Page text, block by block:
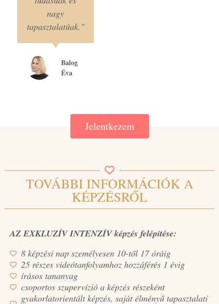
nagy
tapasztalatúak."
Balog
Éva
Jelentkezem
TOVÁBBI INFORMÁCIÓK A
KÉPZÉSRŐL
AZ EXKLUZÍV INTENZÍV képzés felépítése:
8 képzési nap személyesen 10-től 17 óráig
25 részes videótanfolyamhoz hozzáférés 1 évig
írásos tananyag
csoportos szupervízió a képzés részeként
gyakorlatorientált képzés, saját élményű tapasztalati